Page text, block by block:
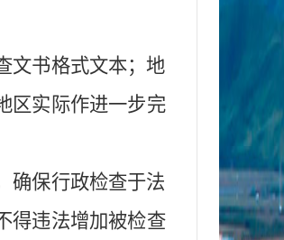
文书格式文本；地
区实际作进一步完
确保行政检查于法
得违法增加被检查